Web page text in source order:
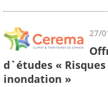
27/
d`études «
inondation »